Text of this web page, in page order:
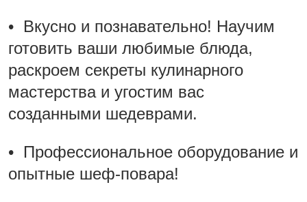
• Вкусно и познавательно! Научим
готовить ваши любимые блюда,
раскроем секреты кулинарного
мастерства и угостим вас
созданными шедеврами.
• Профессиональное оборудование и
опытные шеф-повара!